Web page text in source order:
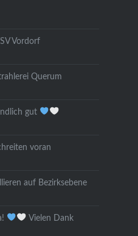
Vordorf
Querum
gut
voran
auf Bezirksebene
Vielen Dank